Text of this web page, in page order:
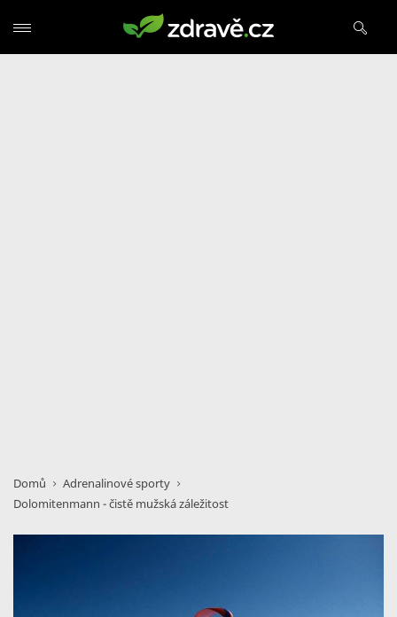
Domů
Adrenalinové sporty
Dolomitenmann - čistě mužská záležitost